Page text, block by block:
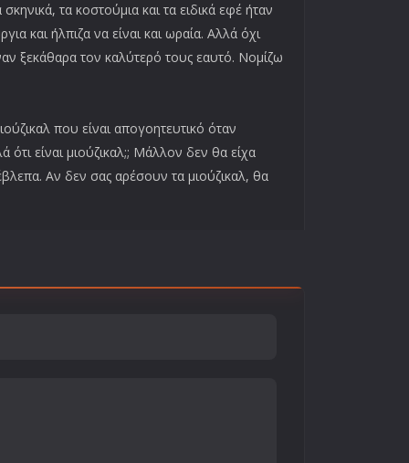
τα κοστούμια και τα ειδικά εφέ ήταν
και ήλπιζα να είναι και ωραία. Αλλά όχι
ξεκάθαρα τον καλύτερό τους εαυτό. Νομίζω
που είναι απογοητευτικό όταν
ότι είναι μιούζικαλ;; Μάλλον δεν θα είχα
Αν δεν σας αρέσουν τα μιούζικαλ, θα